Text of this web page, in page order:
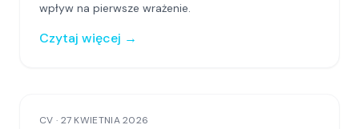
wpływ na pierwsze wrażenie.
Czytaj więcej →
CV · 27 KWIETNIA 2026